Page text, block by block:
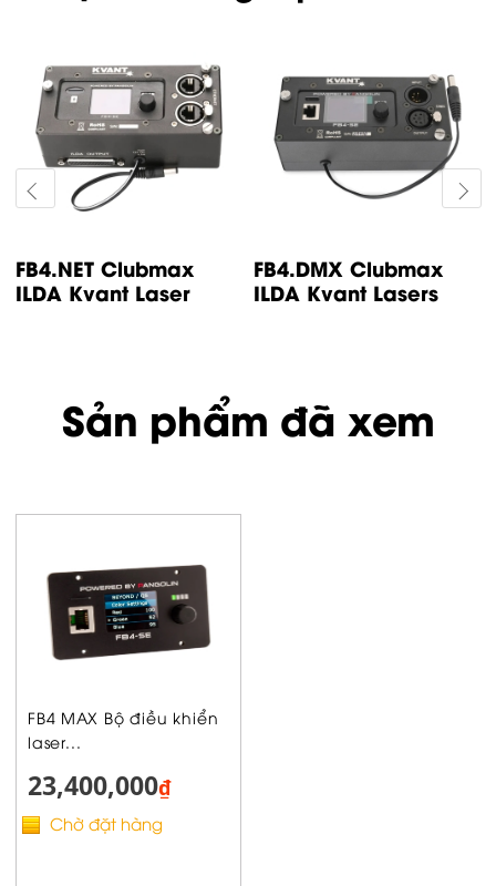
FB4.NET Clubmax
ILDA Kvant Laser
FB4.DMX Clubmax
ILDA Kvant Lasers
Sản phẩm đã xem
FB4 MAX Bộ điều khiển
laser...
23,400,000₫
Chờ đặt hàng